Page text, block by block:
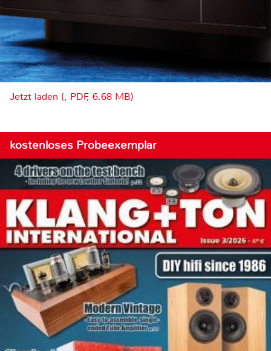
Jetzt laden (, PDF, 6.68 MB)
kostenloses Probeexemplar